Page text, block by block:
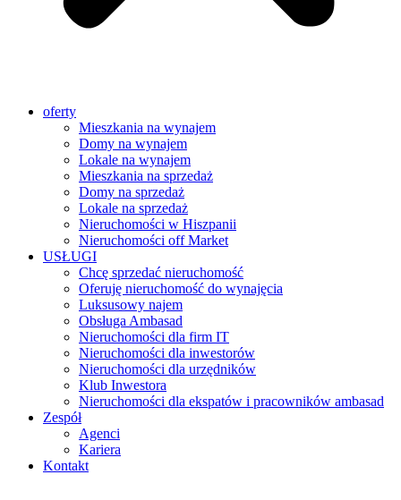
oferty
Mieszkania na wynajem
Domy na wynajem
Lokale na wynajem
Mieszkania na sprzedaż
Domy na sprzedaż
Lokale na sprzedaż
Nieruchomości w Hiszpanii
Nieruchomości off Market
USŁUGI
Chcę sprzedać nieruchomość
Oferuję nieruchomość do wynajęcia
Luksusowy najem
Obsługa Ambasad
Nieruchomości dla firm IT
Nieruchomości dla inwestorów
Nieruchomości dla urzędników
Klub Inwestora
Nieruchomości dla ekspatów i pracowników ambasad
Zespół
Agenci
Kariera
Kontakt